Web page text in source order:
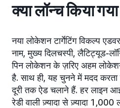
क्या लॉन्च किया
नया लोकेशन टार्गेटिंग विकल्प
नाम, मुख्य दिलचस्पी, लैटिट्यूड-
पिन लोकेशन के ज़रिए अहम
है. साथ ही, यह चुनने में मदद
दूरी तक ऐड चलाने हैं. हर लाइन
रेडी वाली ज़्यादा से ज़्यादा